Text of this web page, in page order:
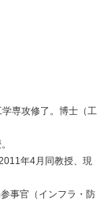
専攻修了。博士（工
年4月同教授、現
事官（インフラ・防